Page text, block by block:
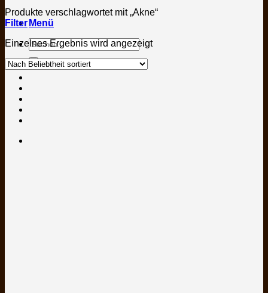
Menü
Suchen
nach:
Produkte verschlagwortet mit „Akne“
Filter
Einzelnes Ergebnis wird angezeigt